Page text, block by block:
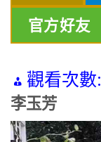
官方好友
觀看次數:
李玉芳